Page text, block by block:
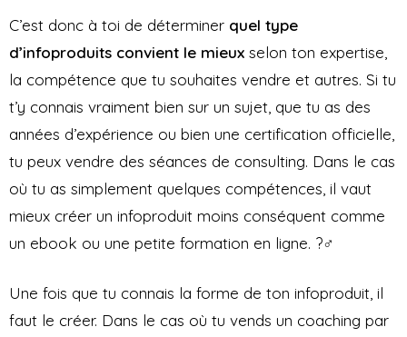
C’est donc à toi de déterminer quel type
d’infoproduits convient le mieux selon ton expertise,
la compétence que tu souhaites vendre et autres. Si tu
t’y connais vraiment bien sur un sujet, que tu as des
années d’expérience ou bien une certification officielle,
tu peux vendre des séances de consulting. Dans le cas
où tu as simplement quelques compétences, il vaut
mieux créer un infoproduit moins conséquent comme
un ebook ou une petite formation en ligne. ?‍♂️
Une fois que tu connais la forme de ton infoproduit, il
faut le créer. Dans le cas où tu vends un coaching par